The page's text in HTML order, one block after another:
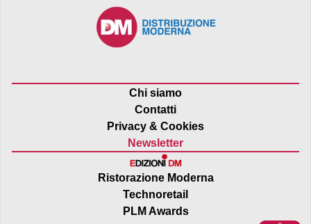
Chi siamo
Contatti
Privacy & Cookies
Newsletter
Ristorazione Moderna
Technoretail
PLM Awards